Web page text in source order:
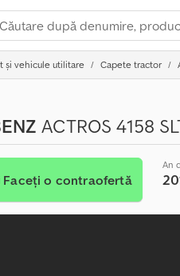
şi vehicule utilitare Capete tractor
ACTROS 4158
Faceți o contraofertă
An